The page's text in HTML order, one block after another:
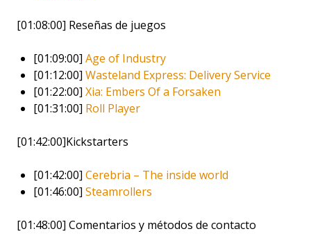
[01:08:00] Reseñas de juegos
[01:09:00] Age of Industry
[01:12:00] Wasteland Express: Delivery Service
[01:22:00] Xia: Embers Of a Forsaken
[01:31:00] Roll Player
[01:42:00]Kickstarters
[01:42:00] Cerebria – The inside world
[01:46:00] Steamrollers
[01:48:00] Comentarios y métodos de contacto